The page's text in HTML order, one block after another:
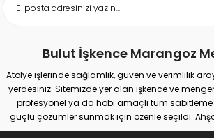
Bulut İşkence Marangoz
Atölye işlerinde sağlamlık, güven ve verimlilik
yerdesiniz. Sitemizde yer alan işkence ve
profesyonel ya da hobi amaçlı tüm sabitleme
güçlü çözümler sunmak için özenle seçildi.
gibi farklı yüzeylerde güvenli tutuş